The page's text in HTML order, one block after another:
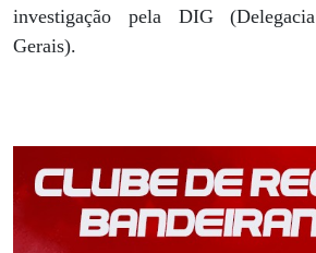
investigação pela DIG
Gerais).